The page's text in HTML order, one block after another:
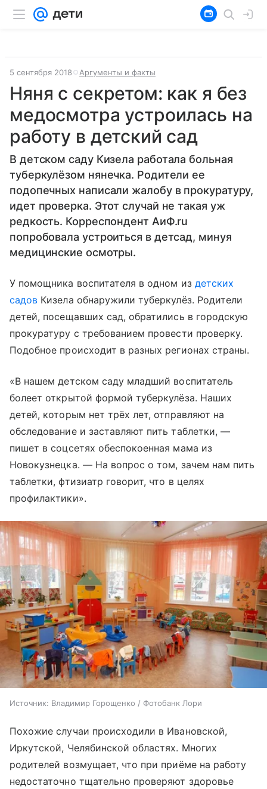
5 сентября 2018 Аргументы и факты
Няня с секретом: как я без
медосмотра устроилась на
работу в детский сад
В детском саду Кизела работала больная
туберкулёзом нянечка. Родители ее
подопечных написали жалобу в прокуратуру,
идет проверка. Этот случай не такая уж
редкость. Корреспондент АиФ.ru
попробовала устроиться в детсад, минуя
медицинские осмотры.
У помощника воспитателя в одном из детских
садов Кизела обнаружили туберкулёз. Родители
детей, посещавших сад, обратились в городскую
прокуратуру с требованием провести проверку.
Подобное происходит в разных регионах страны.
«В нашем детском саду младший воспитатель
болеет открытой формой туберкулёза. Наших
детей, которым нет трёх лет, отправляют на
обследование и заставляют пить таблетки, —
пишет в соцсетях обеспокоенная мама из
Новокузнецка. — На вопрос о том, зачем нам пить
таблетки, фтизиатр говорит, что в целях
профилактики».
Источник: Владимир Горощенко / Фотобанк Лори
Похожие случаи происходили в Ивановской,
Иркутской, Челябинской областях. Многих
родителей возмущает, что при приёме на работу
недостаточно тщательно проверяют здоровье